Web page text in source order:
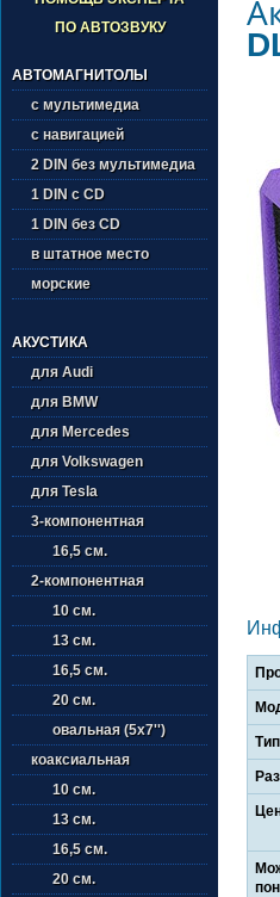
ПО АВТОЗВУКУ
АВТОМАГНИТОЛЫ
с мультимедиа
с навигацией
2 DIN без мультимедиа
1 DIN с CD
1 DIN без CD
в штатное место
морские
АКУСТИКА
для Audi
для BMW
для Mercedes
для Volkswagen
для Tesla
3-компонентная
16,5 см.
2-компонентная
10 см.
13 см.
16,5 см.
20 см.
овальная (5х7'')
коаксиальная
10 см.
13 см.
16,5 см.
20 см.
Тип